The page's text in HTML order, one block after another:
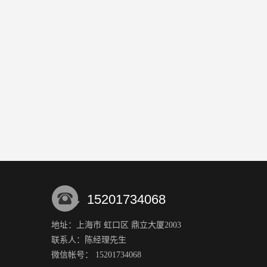
15201734068
地址：上海市 虹口区 鼎立大厦2003
联系人：陈经理先生
微信帐号： 15201734068